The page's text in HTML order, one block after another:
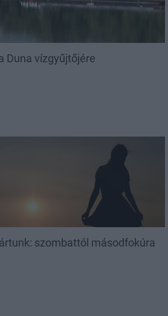
Duna vízgyűjtőjére
szombattól másodfokúra